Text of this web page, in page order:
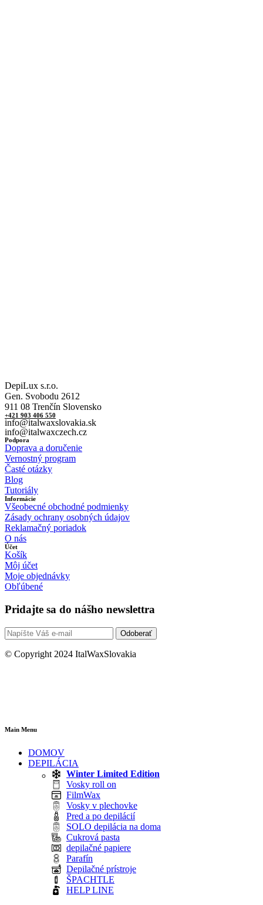
DepiLux s.r.o.
Gen. Svobodu 2612
911 08 Trenčín Slovensko
+421 903 406 550
info@italwaxslovakia.sk
info@italwaxczech.cz
Podpora
Doprava a doručenie
Vernostný program
Časté otázky
Blog
Tutoriály
Informácie
Všeobecné obchodné podmienky
Zásady ochrany osobných údajov
Reklamačný poriadok
O nás
Účet
Košík
Môj účet
Moje objednávky
Obľúbené
Pridajte sa do nášho newslettra
Odoberať
© Copyright 2024 ItalWaxSlovakia
Main Menu
DOMOV
DEPILÁCIA
Winter Limited Edition
Vosky roll on
FilmWax
Vosky v plechovke
Pred a po depilácií
SOLO depilácia na doma
Cukrová pasta
depilačné papiere
Parafín
Depilačné prístroje
ŠPACHTLE
HELP LINE